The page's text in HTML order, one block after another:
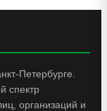
Петербурге.
спектр
организаций и